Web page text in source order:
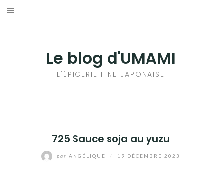
Aller
Le blog d'UMAMI
L'ÉPICERIE FINE JAPONAISE
725 Sauce soja au yuzu
par ANGÉLIQUE 19 DÉCEMBRE 2023